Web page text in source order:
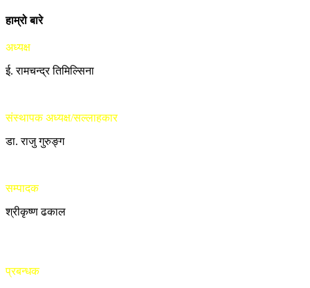
हाम्रो बारे
अध्यक्ष
ई. रामचन्द्र तिमिल्सिना
संस्थापक अध्यक्ष/सल्लाहकार
डा. राजु गुरुङ्ग
सम्पादक
श्रीकृष्ण ढकाल
प्रबन्धक